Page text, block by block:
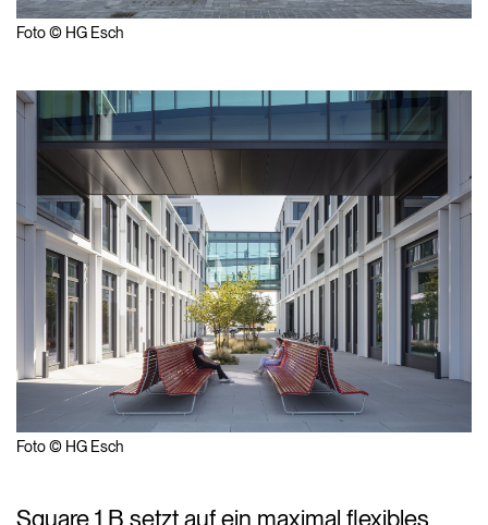
Foto © HG Esch
Foto © HG Esch
Square 1 B setzt auf ein maximal flexibles